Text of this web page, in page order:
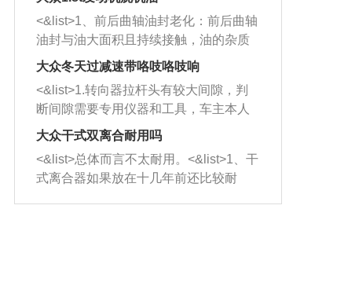
西取出来。但如果是因为积碳过多引起
的堵塞，就需要将三元催化器泡在草酸
洗剂对堵塞的情况得到解决，将清洗剂
放在燃油箱中，与燃油混合后，车辆启
动时，就可以和汽油一起进入到燃烧
室，最后形成废气排出，就可以让三元
催化器得到清洗，排气管堵塞的情况就
能够得到解决。
一圈半的练习，往右同样也要打相同的
圈数。 <&list>3、最后强调要反复练
习，这样就可以形成肌肉记忆，在真实
驾驶车辆时，不需要记忆也能打好方
向。
<&list>1、前后曲轴油封老化：前后曲轴
油封与油大面积且持续接触，油的杂质
和发动机内持续温度变化使其密封效果
逐渐减弱，导致渗油或漏油。<&list>2、
活塞间隙过大：积碳会使活塞环与缸体
的间隙扩大，导致机油流入燃烧室中，
造成烧机油。<&list>3、机油粘度。使用
机油粘度过小的话，同样会有烧机油现
象，机油粘度过小具有很好的流动性，
大众冬天过减速带咯吱咯吱响
<&list>1.转向器拉杆头有较大间隙，判
断间隙需要专用仪器和工具，车主本人
无法制作，需要将车辆送到修理厂或4s
店；<&list>2.车辆半轴套管防尘罩破
裂，破裂后会出现漏油现象，使半轴磨
损严重，磨损的半轴容易损坏，产生异
响；<&list>3.稳定器的转向胶套和球头
大众干式双离合耐用吗
<&list>总体而言不太耐用。<&list>1、干
式离合器如果放在十几年前还比较耐